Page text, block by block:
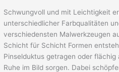
Schwungvoll und mit Leichtigkeit
unterschiedlicher Farbqualitäten
verschiedensten Malwerkzeugen
Schicht für Schicht Formen
Pinselduktus getragen oder
Ruhe im Bild sorgen. Dabei